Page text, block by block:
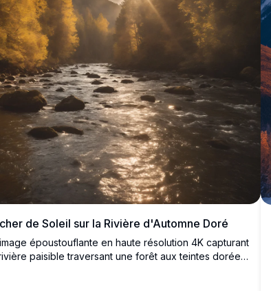
de Soleil sur la Rivière d'Automne Doré
époustouflante en haute résolution 4K capturant
paisible traversant une forêt aux teintes dorées